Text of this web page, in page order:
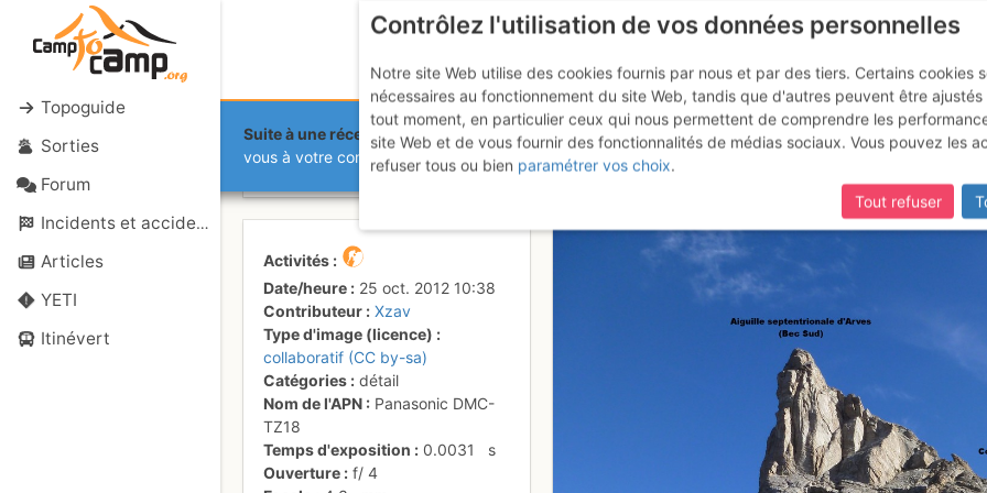
Topoguide
Sorties
Forum
Incidents et accidents
Articles
YETI
Itinévert
Suite à une récente et importante mise à jour du site,si certaines pages ne sont plus accessibles,
vous à votre compte sur le site.
Tête de Chat (Bec Sud) depuis le col des
Activités
Date/heure
25 oct. 2012 10:38
Contributeur
Xzav
Type d'image (licence)
collaboratif (CC by-sa)
Catégories
détail
Nom de l'APN
Panasonic DMC-
TZ18
Temps d'exposition
0.0031
s
Ouverture
f/4
Contrôlez l'utilisation de vos données personnelles
Notre site Web utilise des cookies fournis par nous et par des tiers. Certains cookies
nécessaires au fonctionnement du site Web, tandis que d'autres peuvent être ajustés
tout moment, en particulier ceux qui nous permettent de comprendre les
site Web et de vous fournir des fonctionnalités de médias sociaux. Vous pouvez les
refuser tous ou bien paramétrer vos choix.
Tout refuser